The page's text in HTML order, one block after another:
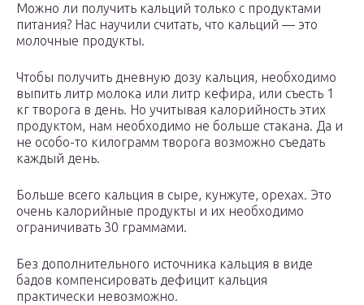
Можно ли получить кальций только с продуктами
питания? Нас научили считать, что кальций — это
молочные продукты.
Чтобы получить дневную дозу кальция, необходимо
выпить литр молока или литр кефира, или съесть 1
кг творога в день. Но учитывая калорийность этих
продуктом, нам необходимо не больше стакана. Да и
не особо-то килограмм творога возможно съедать
каждый день.
Больше всего кальция в сыре, кунжуте, орехах. Это
очень калорийные продукты и их необходимо
ограничивать 30 граммами.
Без дополнительного источника кальция в виде
бадов компенсировать дефицит кальция
практически невозможно.